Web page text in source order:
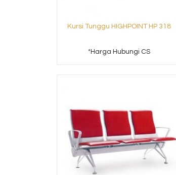
Kursi Tunggu HIGHPOINT HP 318
*Harga Hubungi CS
Meja Kantor Modera